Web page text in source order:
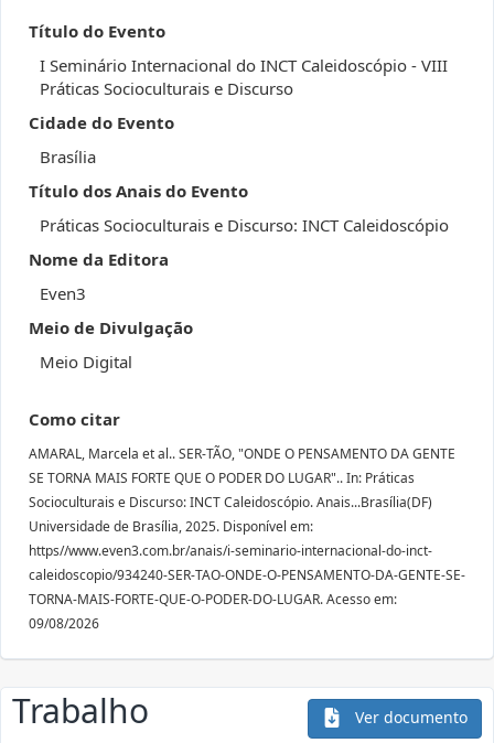
Título do Evento
I Seminário Internacional do INCT Caleidoscópio - VIII
Práticas Socioculturais e Discurso
Cidade do Evento
Brasília
Título dos Anais do Evento
Práticas Socioculturais e Discurso: INCT Caleidoscópio
Nome da Editora
Even3
Meio de Divulgação
Meio Digital
Como citar
AMARAL, Marcela et al.. SER-TÃO, "ONDE O PENSAMENTO DA GENTE
SE TORNA MAIS FORTE QUE O PODER DO LUGAR".. In: Práticas
Socioculturais e Discurso: INCT Caleidoscópio. Anais...Brasília(DF)
Universidade de Brasília, 2025. Disponível em:
https//www.even3.com.br/anais/i-seminario-internacional-do-inct-
caleidoscopio/934240-SER-TAO-ONDE-O-PENSAMENTO-DA-GENTE-SE-
TORNA-MAIS-FORTE-QUE-O-PODER-DO-LUGAR. Acesso em:
09/08/2026
Trabalho Ver documento